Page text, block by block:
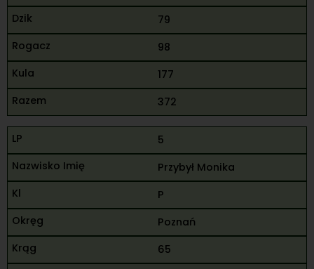
79
98
177
372
5
Przybył Monika
P
Poznań
65